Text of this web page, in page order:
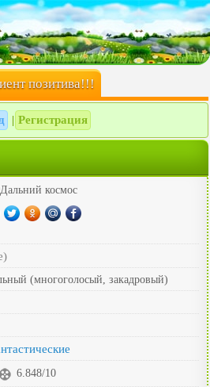
позитива!!!
Регистрация
(многоголосый, закадровый)
6.848/10